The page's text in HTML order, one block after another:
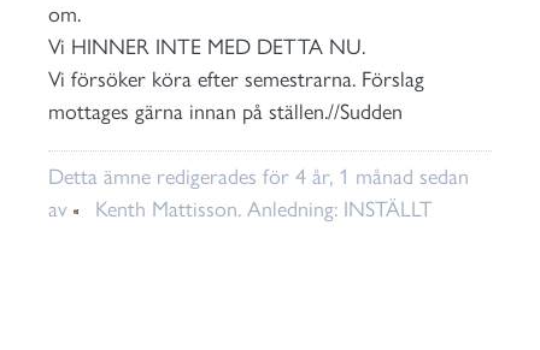
om.
Vi HINNER INTE MED DETTA NU.
Vi försöker köra efter semestrarna. Förslag
mottages gärna innan på ställen.//Sudden
Detta ämne redigerades för 4 år, 1 månad sedan
av
Kenth Mattisson. Anledning: INSTÄLLT